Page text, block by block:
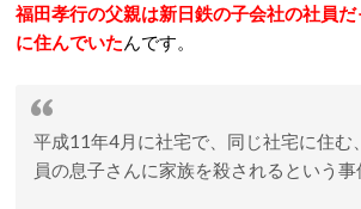
福田孝行の父親は新日鉄の子会社の社員
に住んでいたんです。
平成11年4月に社宅で、同じ社宅に住む
員の息子さんに家族を殺されるという事